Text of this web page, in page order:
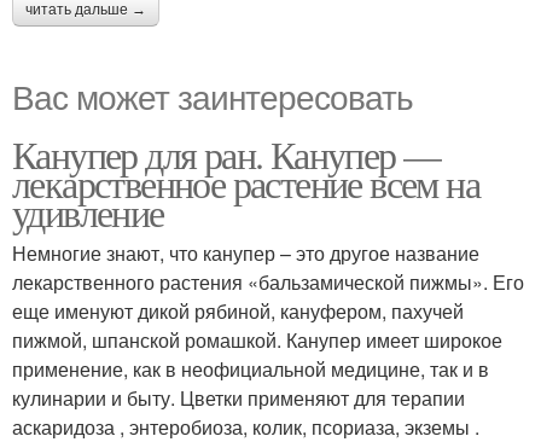
читать дальше →
Вас может заинтересовать
Канупер для ран. Канупер —
лекарственное растение всем на
удивление
Немногие знают, что канупер – это другое название
лекарственного растения «бальзамической пижмы». Его
еще именуют дикой рябиной, кануфером, пахучей
пижмой, шпанской ромашкой. Канупер имеет широкое
применение, как в неофициальной медицине, так и в
кулинарии и быту. Цветки применяют для терапии
аскаридоза , энтеробиоза, колик, псориаза, экземы .